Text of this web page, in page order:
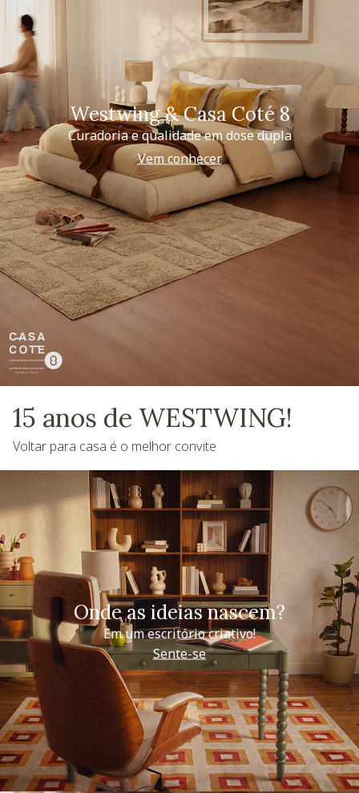
Westwing & Casa Coté 8
Curadoria e qualidade em dose dupla
Vem conhecer
15 anos de WESTWING!
Voltar para casa é o melhor convite
Onde as ideias nascem?
Em um escritório criativo!
Sente-se